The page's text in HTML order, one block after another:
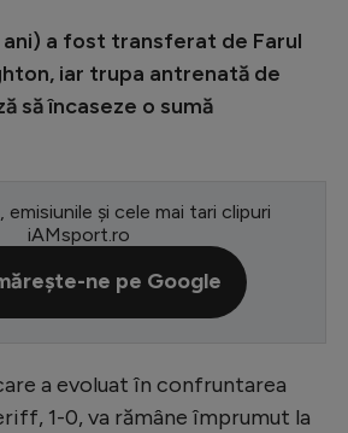
League
League
A
ani) a fost transferat de Farul
iar trupa antrenată de
să încaseze o sumă
emisiunile și cele mai tari clipuri
iAMsport.ro
ne pe Google
a evoluat în confruntarea
1-0, va rămâne împrumut la